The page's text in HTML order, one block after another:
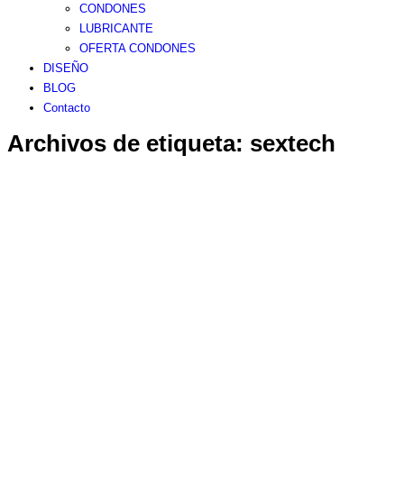
CONDONES
LUBRICANTE
OFERTA CONDONES
DISEÑO
BLOG
Contacto
Archivos de etiqueta: sextech